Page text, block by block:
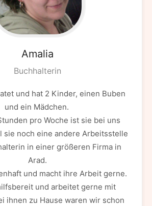
Amalia
Buchhalterin
und hat 2 Kinder, einen Buben
und ein Mädchen.
pro Woche ist sie bei uns
sie noch eine andere Arbeitsstelle
in einer größeren Firma in
Arad.
und macht ihre Arbeit gerne.
und arbeitet gerne mit
ihnen zu Hause waren wir schon